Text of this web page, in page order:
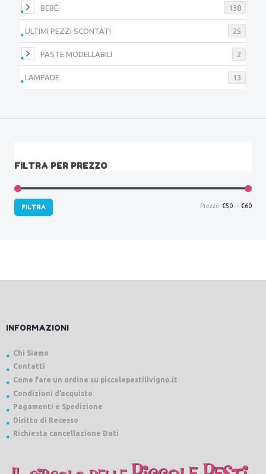
BEBÈ 138
ULTIMI PEZZI SCONTATI 25
PASTE MODELLABILI 2
LAMPADE 13
FILTRA PER PREZZO
FILTRA Prezzo: €50—€60
INFORMAZIONI
Chi Siamo
Contatti
Come fare un ordine su piccolepestilivigno.it
Condizioni d’acquisto
Pagamenti e Spedizione
Diritto di Recesso
Richiesta cancellazione Dati